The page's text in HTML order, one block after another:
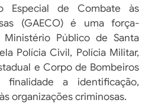
Especial de Combate às
(GAECO) é uma força-
Público de Santa
Polícia Civil, Polícia Militar,
e Corpo de Bombeiros
a identificação,
organizações criminosas.